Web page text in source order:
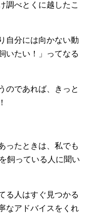
調べとくに越したこ
自分には向かない動
いたい！」ってなる
のであれば、きっと
ったときは、私でも
飼っている人に聞い
る人はすぐ見つかる
なアドバイスをくれ